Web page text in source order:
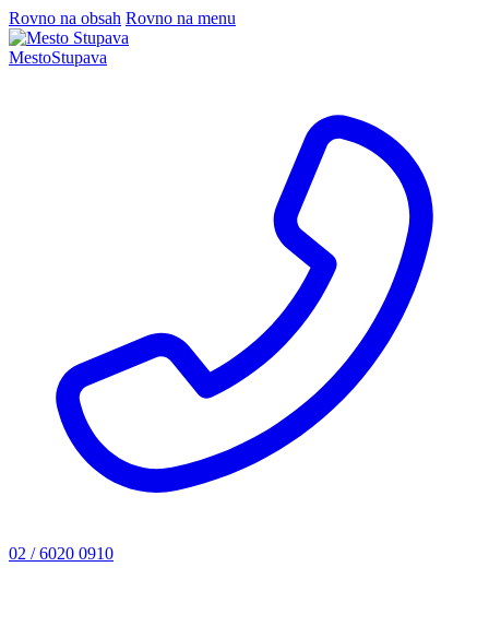
Rovno na obsah Rovno na menu
MestoStupava
02 / 6020 0910